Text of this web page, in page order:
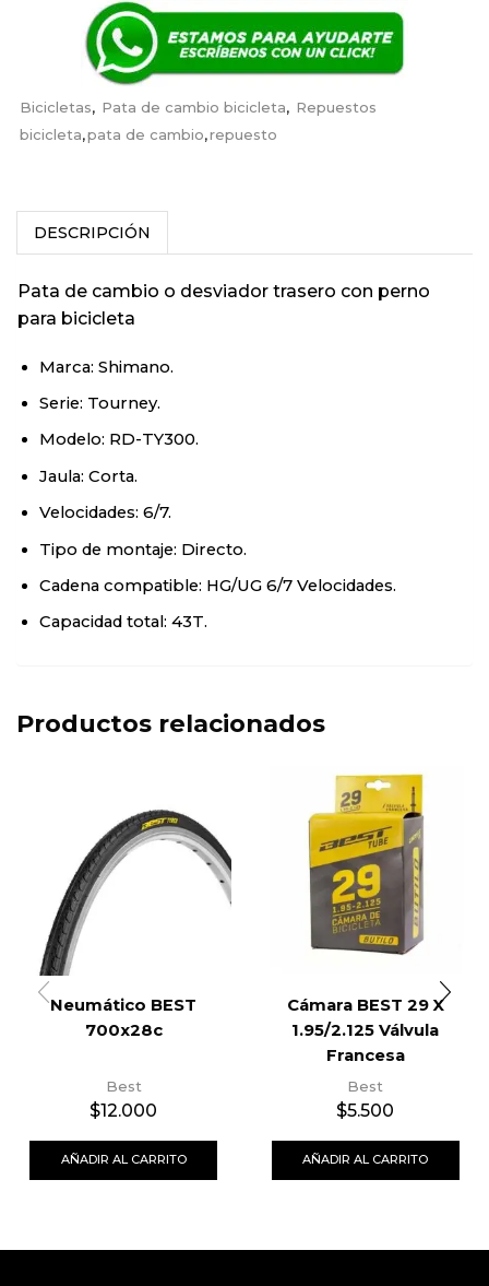
Bicicletas, Pata de cambio bicicleta, Repuestos
bicicleta,pata de cambio,repuesto
DESCRIPCIÓN
Pata de cambio o desviador trasero con perno
para bicicleta
Marca: Shimano.
Serie: Tourney.
Modelo: RD-TY300.
Jaula: Corta.
Velocidades: 6/7.
Tipo de montaje: Directo.
Cadena compatible: HG/UG 6/7 Velocidades.
Capacidad total: 43T.
Productos relacionados
Neumático BEST
700x28c
Best
$12.000
AÑADIR AL CARRITO
Cámara BEST 29 X
1.95/2.125 Válvula
Francesa
Best
$5.500
AÑADIR AL CARRITO